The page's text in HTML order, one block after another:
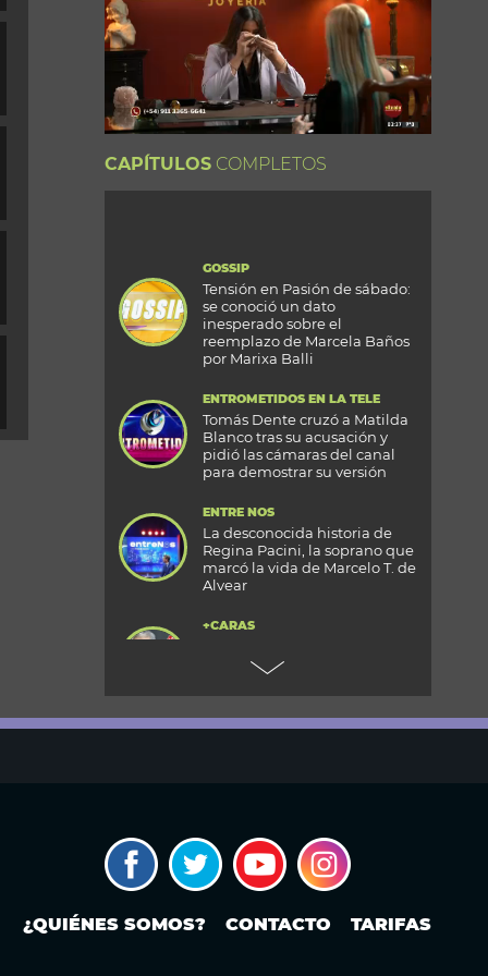
CAPÍTULOS COMPLETOS
GOSSIP
Tensión en Pasión de sábado:
se conoció un dato
inesperado sobre el
reemplazo de Marcela Baños
por Marixa Balli
ENTROMETIDOS EN LA TELE
Tomás Dente cruzó a Matilda
Blanco tras su acusación y
pidió las cámaras del canal
para demostrar su versión
ENTRE NOS
La desconocida historia de
Regina Pacini, la soprano que
marcó la vida de Marcelo T. de
Alvear
+CARAS
todos los detalles de la mega
Reconquista
MODO FONTEVECCHIA
¿Occidente copia a China?: La
carrera por construir el
¿QUIÉNES SOMOS? CONTACTO TARIFAS